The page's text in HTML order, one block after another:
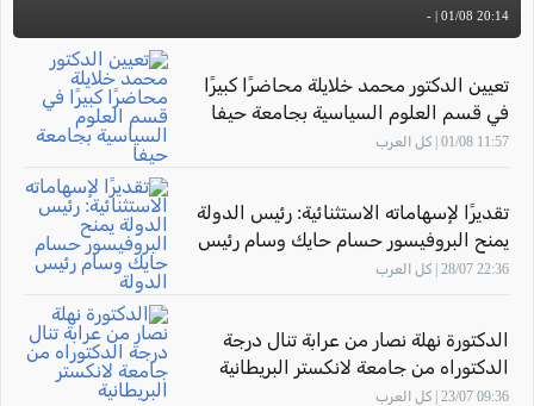
20:14 01/08 | -
تعيين الدكتور محمد خلايلة محاضرًا كبيرًا
في قسم العلوم السياسية بجامعة حيفا
11:57 01/08 | كل العرب
تقديرًا لإسهاماته الاستثنائية: رئيس الدولة
يمنح البروفيسور حسام حايك وسام رئيس
الدولة
22:36 28/07 | كل العرب
الدكتورة نهلة نصار من عرابة تنال درجة
الدكتوراه من جامعة لانكستر البريطانية
09:36 23/07 | كل العرب